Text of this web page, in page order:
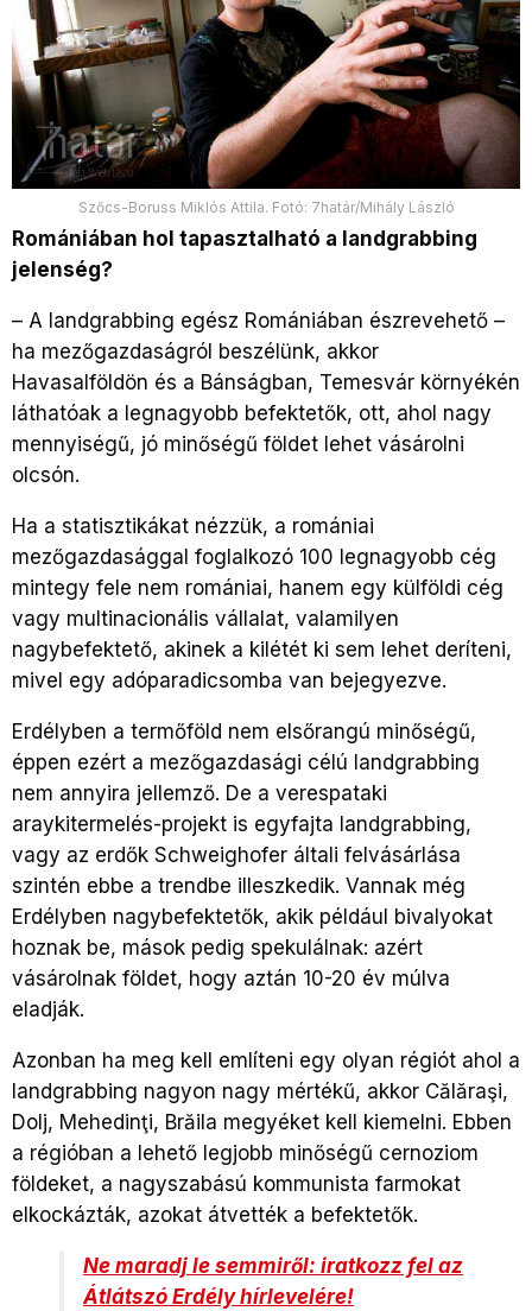
Szőcs-Boruss Miklós Attila. Fotó: 7határ/Mihály László
Romániában hol tapasztalható a landgrabbing
jelenség?
– A landgrabbing egész Romániában észrevehető –
ha mezőgazdaságról beszélünk, akkor
Havasalföldön és a Bánságban, Temesvár környékén
láthatóak a legnagyobb befektetők, ott, ahol nagy
mennyiségű, jó minőségű földet lehet vásárolni
olcsón.
Ha a statisztikákat nézzük, a romániai
mezőgazdasággal foglalkozó 100 legnagyobb cég
mintegy fele nem romániai, hanem egy külföldi cég
vagy multinacionális vállalat, valamilyen
nagybefektető, akinek a kilétét ki sem lehet deríteni,
mivel egy adóparadicsomba van bejegyezve.
Erdélyben a termőföld nem elsőrangú minőségű,
éppen ezért a mezőgazdasági célú landgrabbing
nem annyira jellemző. De a verespataki
araykitermelés-projekt is egyfajta landgrabbing,
vagy az erdők Schweighofer általi felvásárlása
szintén ebbe a trendbe illeszkedik. Vannak még
Erdélyben nagybefektetők, akik például bivalyokat
hoznak be, mások pedig spekulálnak: azért
vásárolnak földet, hogy aztán 10-20 év múlva
eladják.
Azonban ha meg kell említeni egy olyan régiót ahol a
landgrabbing nagyon nagy mértékű, akkor Călăraşi,
Dolj, Mehedinţi, Brăila megyéket kell kiemelni. Ebben
a régióban a lehető legjobb minőségű cernoziom
földeket, a nagyszabású kommunista farmokat
elkockázták, azokat átvették a befektetők.
Ne maradj le semmiről: iratkozz fel az
Átlátszó Erdély hírlevelére!